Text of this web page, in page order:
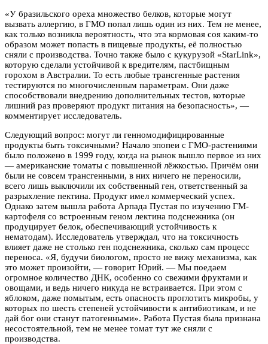
«У бразильского ореха множество белков, которые могут
вызвать аллергию, в ГМО попал лишь один из них. Тем не менее,
как только возникла вероятность, что эта кормовая соя каким-то
образом может попасть в пищевые продукты, её полностью
сняли с производства. Точно также было с кукурузой «StarLink»,
которую сделали устойчивой к вредителям, пастбищным
горохом в Австралии. То есть любые трансгенные растения
тестируются по многочисленным параметрам. Они даже
способствовали внедрению дополнительных тестов, которые
лишний раз проверяют продукт питания на безопасность», —
комментирует исследователь.
Следующий вопрос: могут ли генномодифицированные
продукты быть токсичными? Начало эпопеи с ГМО-растениями
было положено в 1999 году, когда на рынок вышло первое из них
— американские томаты с повышенной лёжкостью. Причём они
были не совсем трансгенными, в них ничего не переносили,
всего лишь выключили их собственный ген, ответственный за
разрыхление пектина. Продукт имел коммерческий успех.
Однако затем вышла работа Арпада Пустая по изучению ГМ-
картофеля со встроенным геном лектина подснежника (он
продуцирует белок, обеспечивающий устойчивость к
нематодам). Исследователь утверждал, что на токсичность
влияет даже не столько ген подснежника, сколько сам процесс
переноса. «Я, будучи биологом, просто не вижу механизма, как
это может произойти, — говорит Юрий. — Мы поедаем
огромное количество ДНК, особенно со свежими фруктами и
овощами, и ведь ничего никуда не вcтраивается. При этом с
яблоком, даже помытым, есть опасность проглотить микробы, у
которых по шесть степеней устойчивости к антибиотикам, и не
дай бог они станут патогенными». Работа Пустая была признана
несостоятельной, тем не менее томат тут же сняли с
производства.